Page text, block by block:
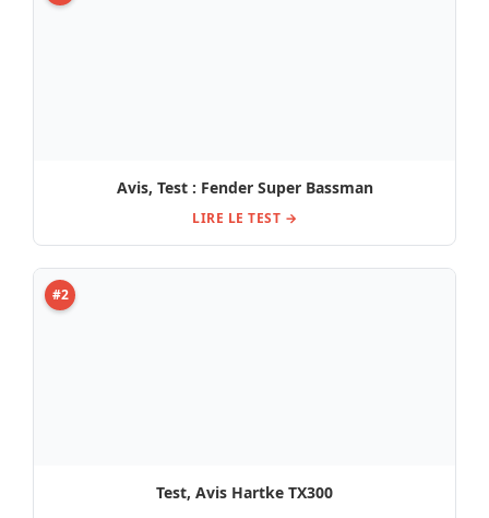
Avis, Test : Fender Super Bassman
LIRE LE TEST →
#2
Test, Avis Hartke TX300